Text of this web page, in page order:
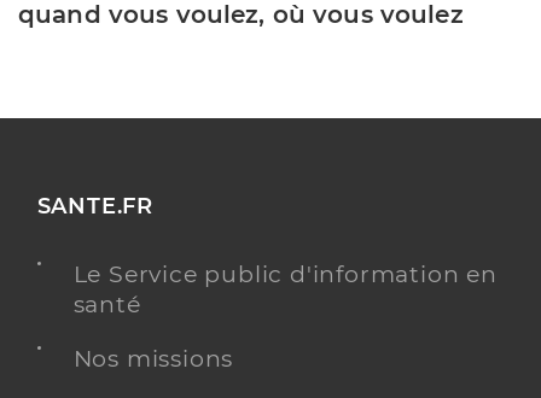
quand vous voulez, où vous voulez
SANTE.FR
Le Service public d'information en
santé
Nos missions